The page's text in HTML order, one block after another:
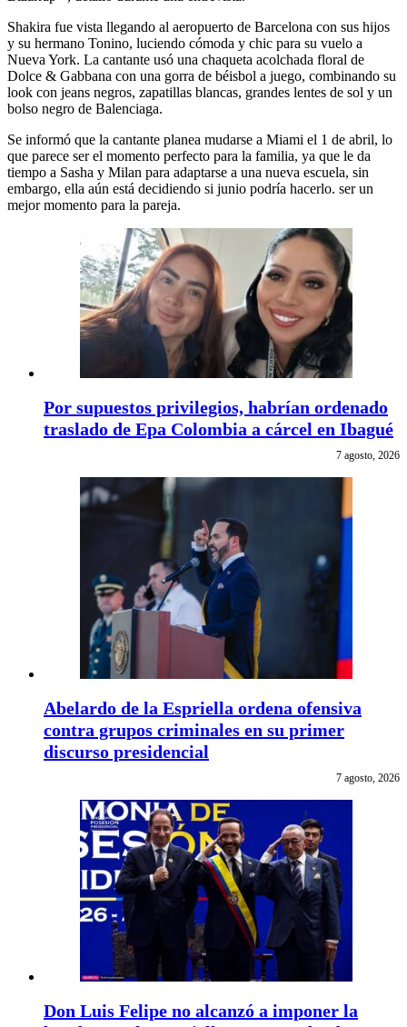
Shakira fue vista llegando al aeropuerto de Barcelona con sus hijos
y su hermano Tonino, luciendo cómoda y chic para su vuelo a
Nueva York. La cantante usó una chaqueta acolchada floral de
Dolce & Gabbana con una gorra de béisbol a juego, combinando su
look con jeans negros, zapatillas blancas, grandes lentes de sol y un
bolso negro de Balenciaga.
Se informó que la cantante planea mudarse a Miami el 1 de abril, lo
que parece ser el momento perfecto para la familia, ya que le da
tiempo a Sasha y Milan para adaptarse a una nueva escuela, sin
embargo, ella aún está decidiendo si junio podría hacerlo. ser un
mejor momento para la pareja.
Por supuestos privilegios, habrían ordenado
traslado de Epa Colombia a cárcel en Ibagué
7 agosto, 2026
Abelardo de la Espriella ordena ofensiva
contra grupos criminales en su primer
discurso presidencial
7 agosto, 2026
Don Luis Felipe no alcanzó a imponer la